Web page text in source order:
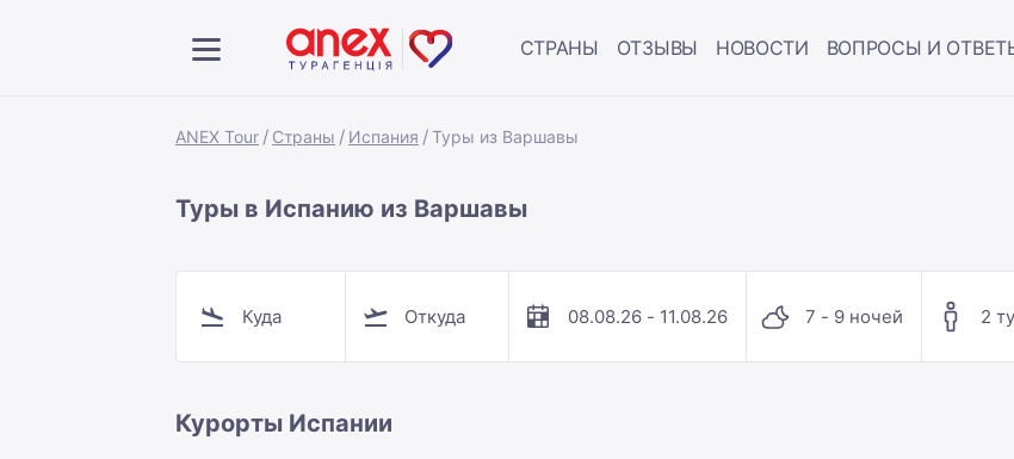
СТРАНЫ ОТЗЫВЫ НОВОСТИ ВОПРОСЫ И
ANEX Tour Страны Испания Туры из Варшавы
Туры в Испанию из Варшавы
Куда Откуда 08.08.26 - 11.08.26 7 - 9 ночей 2
Курорты Испании